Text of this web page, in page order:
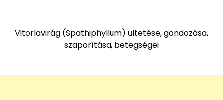
Vitorlavirág (Spathiphyllum) ültetése, gondozása,
szaporítása, betegségei